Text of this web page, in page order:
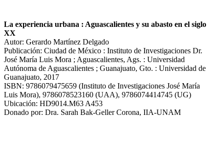
La experiencia urbana : Aguascalientes y su abasto en el siglo
XX
Autor: Gerardo Martínez Delgado
Publicación: Ciudad de México : Instituto de Investigaciones Dr.
José María Luis Mora ; Aguascalientes, Ags. : Universidad
Autónoma de Aguascalientes ; Guanajuato, Gto. : Universidad de
Guanajuato, 2017
ISBN: 9786079475659 (Instituto de Investigaciones José María
Luis Mora), 9786078523160 (UAA), 9786074414745 (UG)
Ubicación: HD9014.M63 A453
Donado por: Dra. Sarah Bak-Geller Corona, IIA-UNAM